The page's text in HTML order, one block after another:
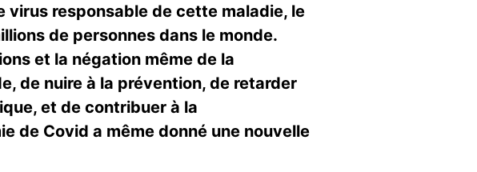
virus responsable de cette maladie, le
de personnes dans le monde.
et la négation même de la
de nuire à la prévention, de retarder
et de contribuer à la
de Covid a même donné une nouvelle